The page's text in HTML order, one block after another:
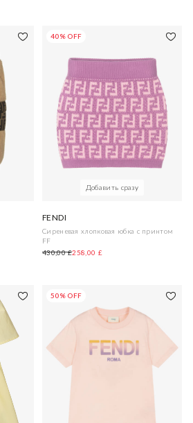
40% OFF
Добавить сразу
FENDI
Сиреневая хлопковая юбка с принтом
FF
430,00 £258,00 £
50% OFF